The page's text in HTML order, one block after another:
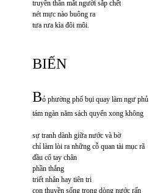
truyền thần mắt người sắp chết
nét mực nào buông ra
tưa rưa kìa đôi môi.
BIẾN
Bỏ phường phố bụi quay làm ngư phủ
tám ngàn năm sách quyển xong không
sự tranh dành giữa nước và bờ
chỉ làm lòi ra những cỗ quan tài mục rã
đầu cổ tay chân
phần thắng
triết nhân hay tiên tri
con thuyền sống trong dòng nước rấn